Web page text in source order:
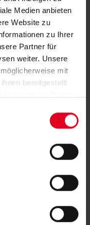
Medien anbieten
Website zu
zu Ihrer
Partner für
weiter. Unsere
mit
bereitgestellt